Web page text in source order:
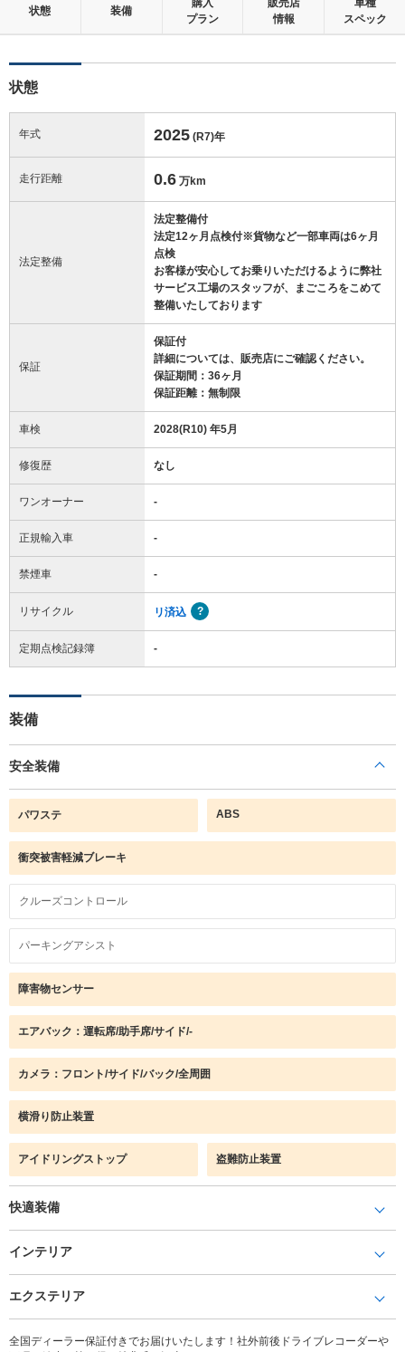
状態 装備
プラン
情報
スペック
状態
年式 2025 (R7)年
走行距離 0.6 万km
法定整備
法定整備付
法定12ヶ月点検付※貨物など一部車両は6ヶ月
点検
お客様が安心してお乗りいただけるように弊社
サービス工場のスタッフが、まごころをこめて
整備いたしております
保証
保証付
詳細については、販売店にご確認ください。
保証期間：36ヶ月
保証距離：無制限
車検 2028(R10) 年5月
修復歴 なし
ワンオーナー -
正規輸入車 -
禁煙車 -
リサイクル リ済込
定期点検記録簿 -
装備
安全装備
パワステ ABS
衝突被害軽減ブレーキ
クルーズコントロール
パーキングアシスト
障害物センサー
エアバック：運転席/助手席/サイド/-
カメラ：フロント/サイド/バック/全周囲
横滑り防止装置
アイドリングストップ 盗難防止装置
快適装備
インテリア
エクステリア
全国ディーラー保証付きでお届けいたします！社外前後ドライブレコーダーや